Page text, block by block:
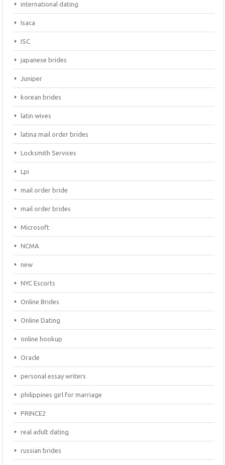
international dating
Isaca
ISC
japanese brides
Juniper
korean brides
latin wives
latina mail order brides
Locksmith Services
Lpi
mail order bride
mail order brides
Microsoft
NCMA
new
NYC Escorts
Online Brides
Online Dating
online hookup
Oracle
personal essay writers
philippines girl for marriage
PRINCE2
real adult dating
russian brides